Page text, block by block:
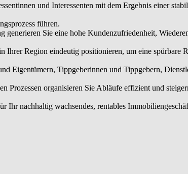
und Interessenten mit dem Ergebnis einer
führen.
Sie eine hohe Kundenzufriedenheit,
Region eindeutig positionieren, um eine spürbare
Eigentümern, Tippgeberinnen und Tippgebern,
organisieren Sie Abläufe effizient und
Ihr nachhaltig wachsendes, rentables